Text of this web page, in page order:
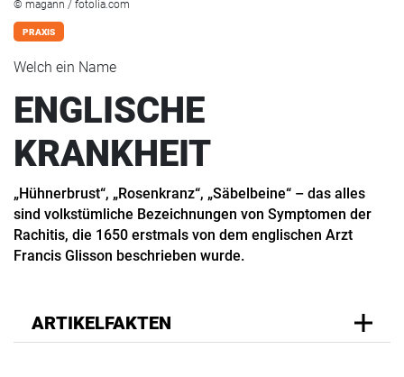
© magann / fotolia.com
PRAXIS
Welch ein Name
ENGLISCHE
KRANKHEIT
„Hühnerbrust“, „Rosenkranz“, „Säbelbeine“ – das alles
sind volkstümliche Bezeichnungen von Symptomen der
Rachitis, die 1650 erstmals von dem englischen Arzt
Francis Glisson beschrieben wurde.
ARTIKELFAKTEN